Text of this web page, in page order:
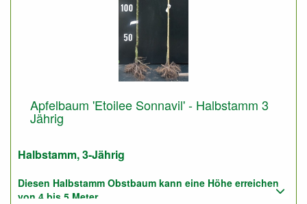
Apfelbaum 'Etoilee Sonnavil' - Halbstamm 3
Jährig
Halbstamm, 3-Jährig
Diesen Halbstamm Obstbaum kann eine Höhe erreichen
von 4 bis 5 Meter.